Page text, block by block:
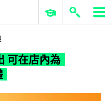
ERP 與商業 AI
可在店內為